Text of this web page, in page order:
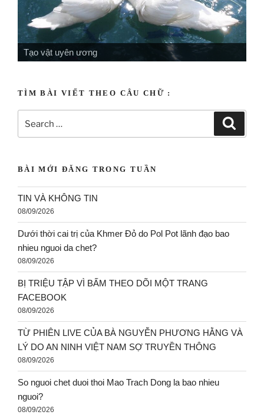
Tạo vật uyên ương
TÌM BÀI VIẾT THEO CÂU CHỮ :
BÀI MỚI ĐĂNG TRONG TUẦN
TIN VÀ KHÔNG TIN
08/09/2026
Dưới thời cai trị của Khmer Đỏ do Pol Pot lãnh đạo bao
nhieu nguoi da chet?
08/09/2026
BỊ TRIỆU TẬP VÌ BẤM THEO DÕI MỘT TRANG
FACEBOOK
08/09/2026
TỪ PHIÊN LIVE CỦA BÀ NGUYỄN PHƯƠNG HẰNG VÀ
LÝ DO AN NINH VIỆT NAM SỢ TRUYỀN THÔNG
08/09/2026
So nguoi chet duoi thoi Mao Trach Dong la bao nhieu
nguoi?
08/09/2026